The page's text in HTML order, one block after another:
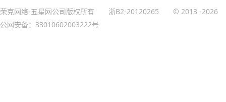
荣克网络-五星网公司版权所有 浙B2-20120265 © 2013 -2026
公网安备：33010602003222号